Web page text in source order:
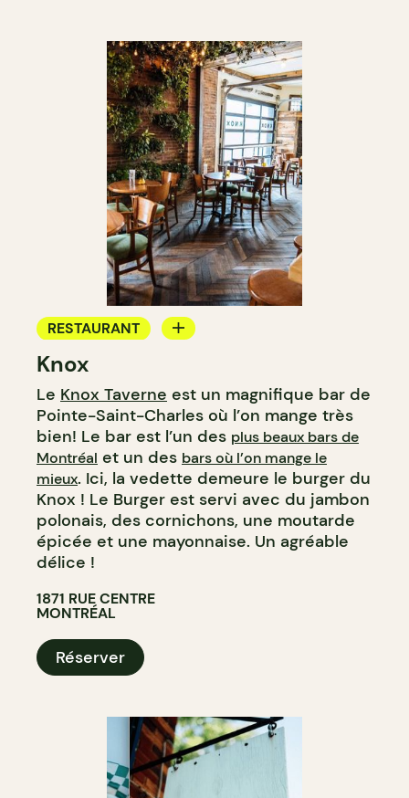
RESTAURANT
BAR
BAR À COCKTAIL
Knox
Le Knox Taverne est un magnifique bar de
Pointe-Saint-Charles où l’on mange très
bien! Le bar est l’un des plus beaux bars de
Montréal et un des bars où l’on mange le
mieux. Ici, la vedette demeure le burger du
Knox ! Le Burger est servi avec du jambon
polonais, des cornichons, une moutarde
épicée et une mayonnaise. Un agréable
délice !
1871 RUE CENTRE
MONTRÉAL
Réserver